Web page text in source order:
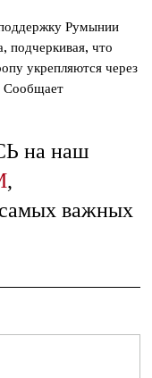
Румынии
подчеркивая, что
укрепляются через
Сообщает
на наш
,
важных